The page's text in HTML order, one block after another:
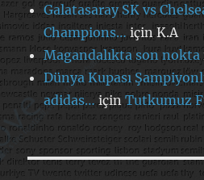
Galatasaray SK vs
Champions… içinK.A
Magandalıkta son nokta
Dünya Kupası
adidas… içinTutkumuz